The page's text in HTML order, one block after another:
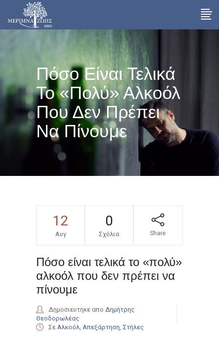
Πόσο Είναι Τελικά
Το «πολύ» Αλκοόλ
Που Δεν Πρέπει
Να Πίνουμε
12
Αυγ
0
Σχόλια Share
Πόσο είναι τελικά το «πολύ»
αλκοόλ που δεν πρέπει να
πίνουμε
Δημοσιευτηκε απο Δημήτρης
Θεοδορωλέας
Σε Αλκοόλ Απεξάρτηση Στήλες